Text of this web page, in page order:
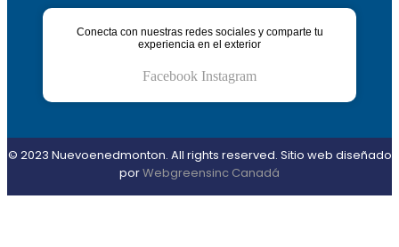
Conecta con nuestras redes sociales y comparte tu
experiencia en el exterior
Facebook Instagram
© 2023 Nuevoenedmonton. All rights reserved. Sitio web diseñado
porWebgreensinc Canadá